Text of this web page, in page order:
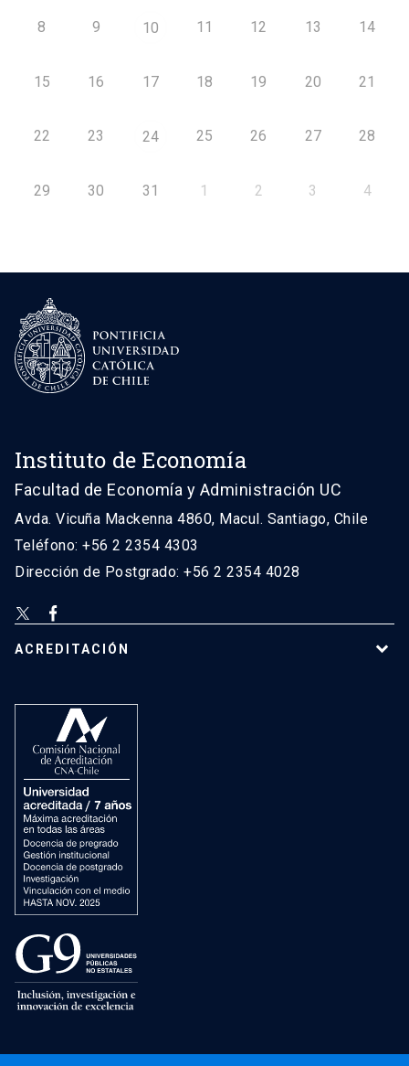
8 9 10 11 12 13 14
15 16 17 18 19 20 21
22 23 24 25 26 27 28
29 30 31 1 2 3 4
Instituto de Economía
Facultad de Economía y Administración UC
Avda. Vicuña Mackenna 4860, Macul. Santiago, Chile
Teléfono: +56 2 2354 4303
Dirección de Postgrado: +56 2 2354 4028
ACREDITACIÓN